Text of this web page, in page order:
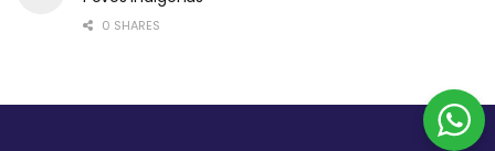
0 SHARES